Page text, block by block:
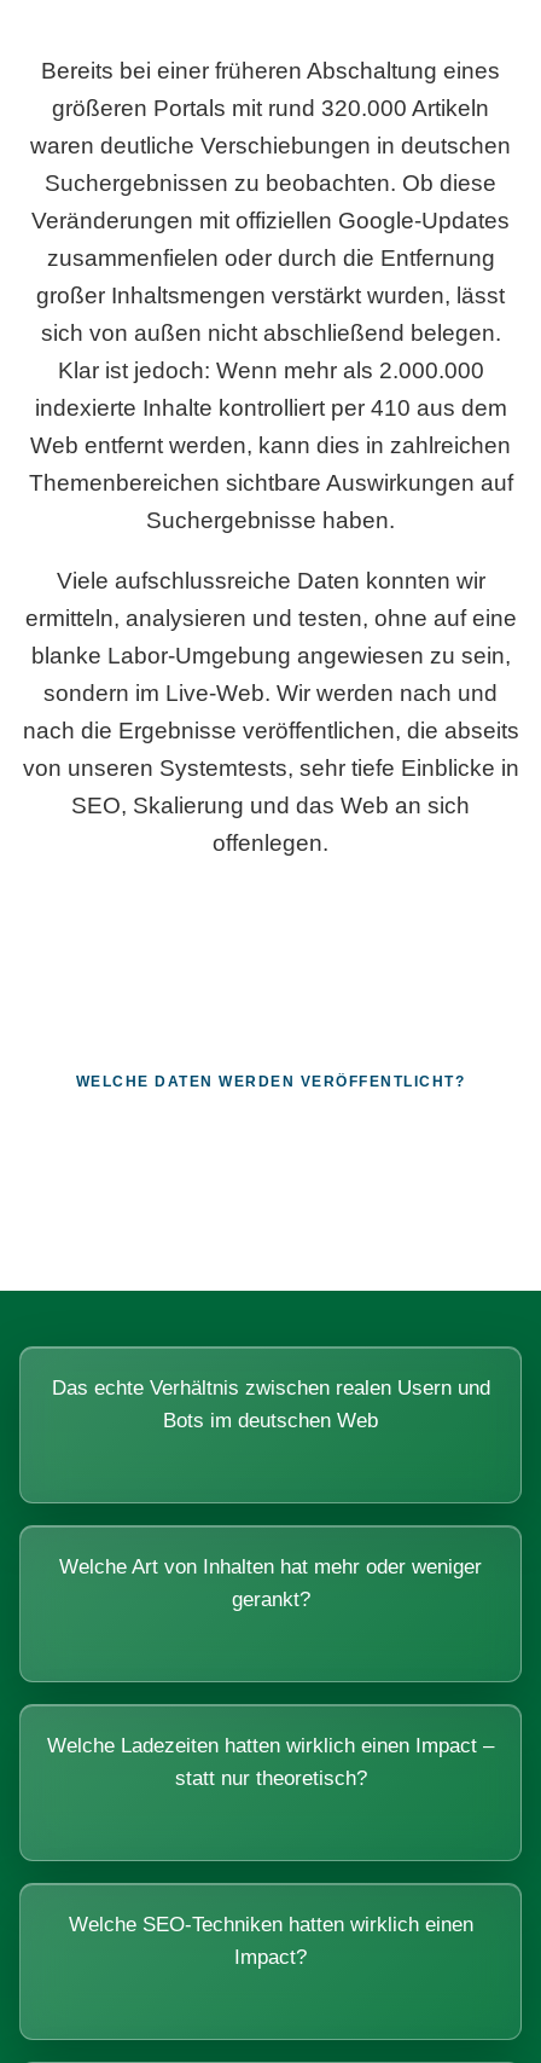
Bereits bei einer früheren Abschaltung eines
größeren Portals mit rund 320.000 Artikeln
waren deutliche Verschiebungen in deutschen
Suchergebnissen zu beobachten. Ob diese
Veränderungen mit offiziellen Google-Updates
zusammenfielen oder durch die Entfernung
großer Inhaltsmengen verstärkt wurden, lässt
sich von außen nicht abschließend belegen.
Klar ist jedoch: Wenn mehr als 2.000.000
indexierte Inhalte kontrolliert per 410 aus dem
Web entfernt werden, kann dies in zahlreichen
Themenbereichen sichtbare Auswirkungen auf
Suchergebnisse haben.
Viele aufschlussreiche Daten konnten wir
ermitteln, analysieren und testen, ohne auf eine
blanke Labor-Umgebung angewiesen zu sein,
sondern im Live-Web. Wir werden nach und
nach die Ergebnisse veröffentlichen, die abseits
von unseren Systemtests, sehr tiefe Einblicke in
SEO, Skalierung und das Web an sich
offenlegen.
WELCHE DATEN WERDEN VERÖFFENTLICHT?
Das echte Verhältnis zwischen realen Usern und
Bots im deutschen Web
Welche Art von Inhalten hat mehr oder weniger
gerankt?
Welche Ladezeiten hatten wirklich einen Impact –
statt nur theoretisch?
Welche SEO-Techniken hatten wirklich einen
Impact?